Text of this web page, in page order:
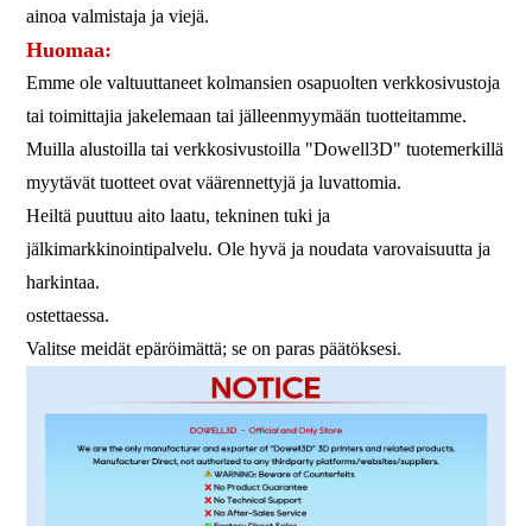
ainoa valmistaja ja viejä.
Huomaa:
Emme ole valtuuttaneet kolmansien osapuolten verkkosivustoja
tai toimittajia jakelemaan tai jälleenmyymään tuotteitamme.
Muilla alustoilla tai verkkosivustoilla "Dowell3D" tuotemerkillä
myytävät tuotteet ovat väärennettyjä ja luvattomia.
Heiltä puuttuu aito laatu, tekninen tuki ja
jälkimarkkinointipalvelu. Ole hyvä ja noudata varovaisuutta ja
harkintaa.
ostettaessa.
Valitse meidät epäröimättä; se on paras päätöksesi.